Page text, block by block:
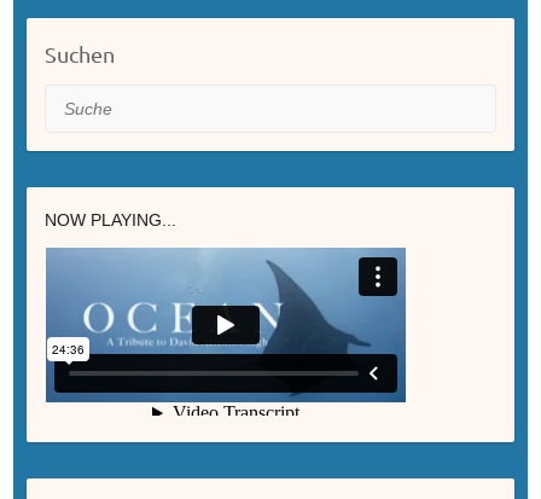
Suchen
Suche
NOW PLAYING...